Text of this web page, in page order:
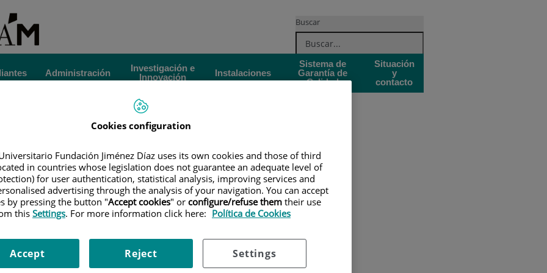
Buscar
Administración
Investigación e
Innovación
Instalaciones
Sistema de
Garantía de
Calidad
Situación
y
contacto
de clase
de 2019
de septiembre de 2019 al 24 de abril 2020.
de junio de 2020.
Cookies configuration
Fundación Jiménez Díaz uses its own cookies and those of third
in countries whose legislation does not guarantee an adequate level of
for user authentication, statistical analysis, improving services and
advertising through the analysis of your navigation. You can accept
by pressing the button "Accept cookies" or configure/refuse them their use
thisSettings. For more information click here: Política de Cookies
Settings
Reject
Accept